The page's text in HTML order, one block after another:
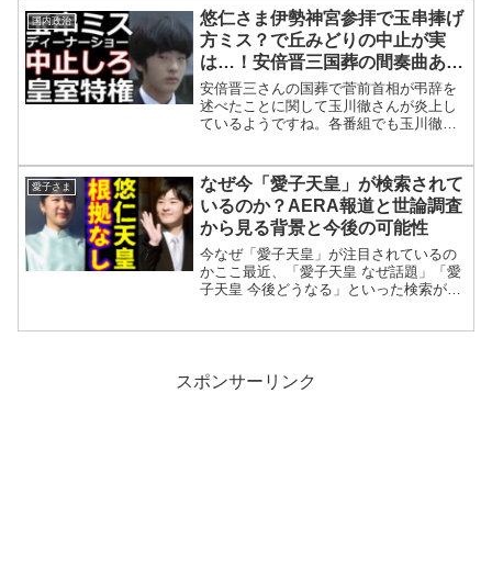
本記事では、👉「何が起きたのか」👉
「なぜ話題なのか」👉「...
国内政治
悠仁さま伊勢神宮参拝で玉串捧げ
方ミス？で丘みどりの中止が実
は…！安倍晋三国葬の間奏曲あり
えない！広告塔のワールドメイト
意外な実態
安倍晋三さんの国葬で菅前首相が弔辞を
述べたことに関して玉川徹さんが炎上し
ているようですね。各番組でも玉川徹の
徹さんもあの弔辞はまさに菅さんの人間
性というものがそのまま出...
愛子さま
なぜ今「愛子天皇」が検索されて
いるのか？AERA報道と世論調査
から見る背景と今後の可能性
今なぜ「愛子天皇」が注目されているの
かここ最近、「愛子天皇 なぜ話題」「愛
子天皇 今後どうなる」といった検索が急
スポンサーリンク